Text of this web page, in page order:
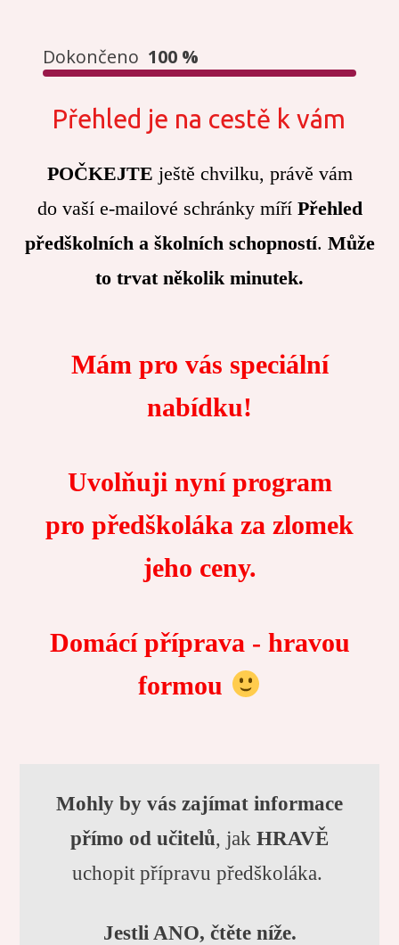
Dokončeno 100 %
Přehled je na cestě k vám
POČKEJTE ještě chvilku, právě vám
do vaší e-mailové schránky míří Přehled
předškolních a školních schopností. Může
to trvat několik minutek.
Mám pro vás speciální
nabídku!
Uvolňuji nyní program
pro předškoláka za zlomek
jeho ceny.
Domácí příprava - hravou
formou
Mohly by vás zajímat informace
přímo od učitelů, jak HRAVĚ
uchopit přípravu předškoláka.
Jestli ANO, čtěte níže.